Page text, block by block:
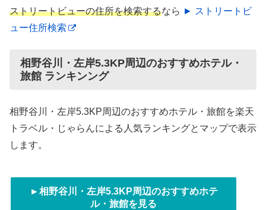
ストリートビューの住所を検索するなら ► ストリートビ
ュー住所検索
相野谷川・左岸5.3KP周辺のおすすめホテル・
旅館 ランキンング
相野谷川・左岸5.3KP周辺のおすすめホテル・旅館を楽天
トラベル・じゃらんによる人気ランキングとマップで表示
します。
►相野谷川・左岸5.3KP周辺のおすすめホテ
ル・旅館を見る